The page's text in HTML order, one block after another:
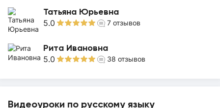
Татьяна Юрьевна
5.0 7 отзывов
Рита Ивановна
5.0 38 отзывов
Видеоуроки по русскому языку